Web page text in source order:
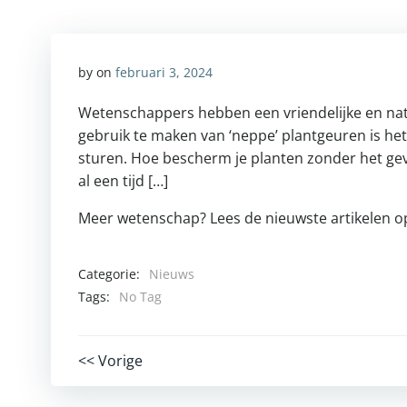
by on februari 3, 2024
Wetenschappers hebben een vriendelijke en
gebruik te maken van ‘neppe’ plantgeuren is
sturen. Hoe bescherm je planten zonder het
al een tijd […]
Meer wetenschap? Lees de nieuwste artikelen
Categorie:
Nieuws
Tags:
No Tag
Post
<< Vorige